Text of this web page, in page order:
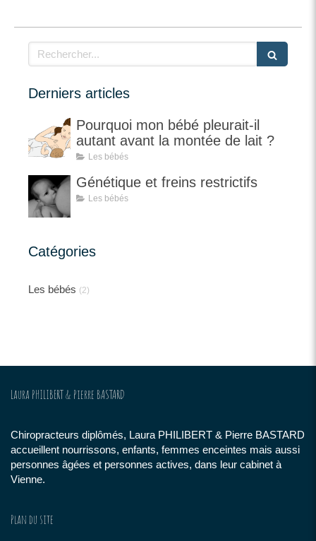
Rechercher
Derniers articles
Pourquoi mon bébé pleurait-il
autant avant la montée de lait ?
Les bébés
Génétique et freins restrictifs
Les bébés
Catégories
Les bébés (2)
Laura PHILIBERT & Pierre BASTARD
Chiropracteurs diplômés, Laura PHILIBERT & Pierre BASTARD
accueillent nourrissons, enfants, femmes enceintes mais aussi
personnes âgées et personnes actives, dans leur cabinet à
Vienne.
Plan du site